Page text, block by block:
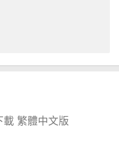
載 繁體中文版